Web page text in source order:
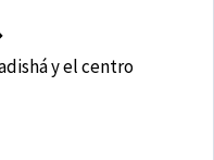
y el centro